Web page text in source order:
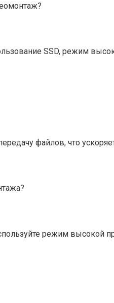
SSD, режим
файлов, что
режим высокой